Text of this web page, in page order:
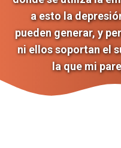
a esto la
pueden generar, y
ni ellos soportan el
la que mi